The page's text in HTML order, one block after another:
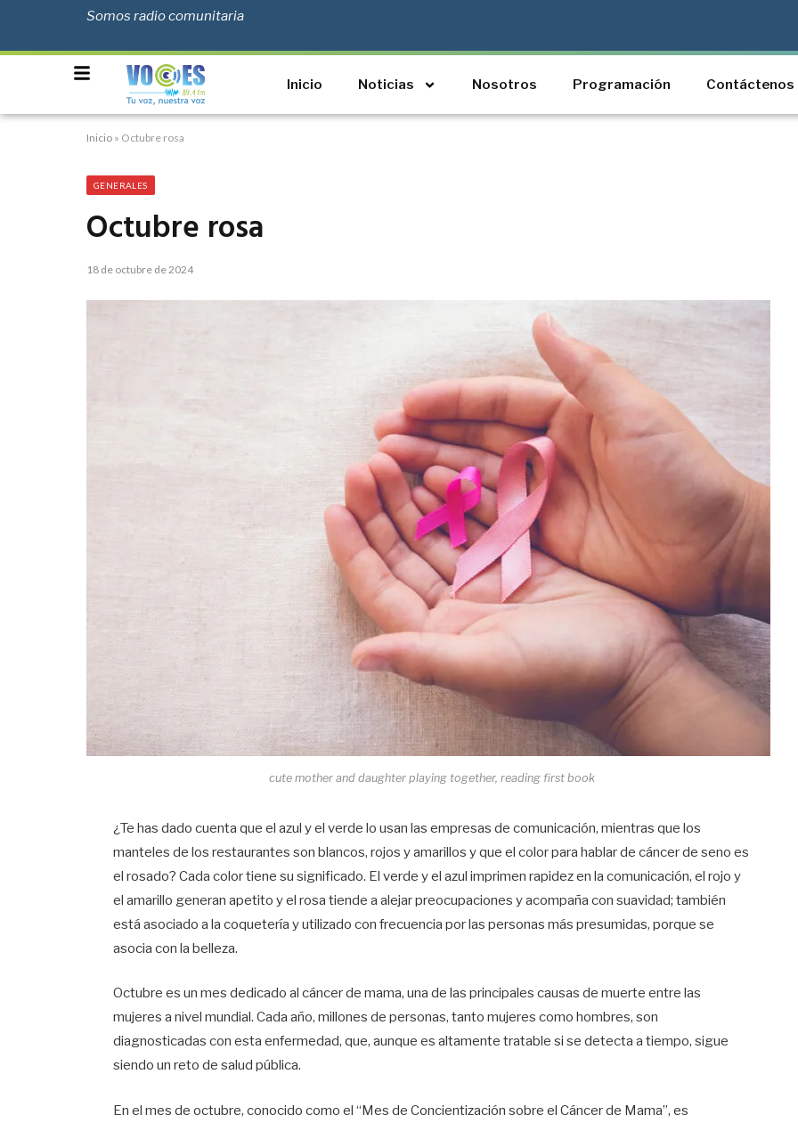
Somos radio comunitaria
Inicio Noticias Nosotros Programación Contáctenos
Inicio » Octubre rosa
GENERALES
Octubre rosa
18 de octubre de 2024
cute mother and daughter playing together, reading first book
¿Te has dado cuenta que el azul y el verde lo usan las empresas de comunicación, mientras que los
manteles de los restaurantes son blancos, rojos y amarillos y que el color para hablar de cáncer de seno es
el rosado? Cada color tiene su significado. El verde y el azul imprimen rapidez en la comunicación, el rojo y
el amarillo generan apetito y el rosa tiende a alejar preocupaciones y acompaña con suavidad; también
está asociado a la coquetería y utilizado con frecuencia por las personas más presumidas, porque se
asocia con la belleza.
Octubre es un mes dedicado al cáncer de mama, una de las principales causas de muerte entre las
mujeres a nivel mundial. Cada año, millones de personas, tanto mujeres como hombres, son
diagnosticadas con esta enfermedad, que, aunque es altamente tratable si se detecta a tiempo, sigue
siendo un reto de salud pública.
En el mes de octubre, conocido como el “Mes de Concientización sobre el Cáncer de Mama”, es